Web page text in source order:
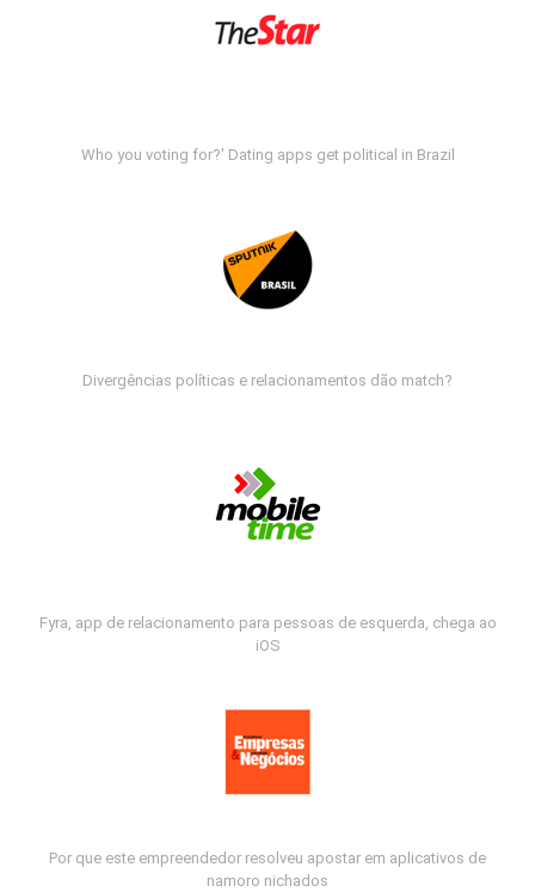
Who you voting for?' Dating apps get political in Brazil
Divergências políticas e relacionamentos dão match?
Fyra, app de relacionamento para pessoas de esquerda, chega ao
iOS
Por que este empreendedor resolveu apostar em aplicativos de
namoro nichados